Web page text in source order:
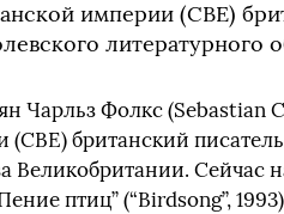
империи (CBE)
литературного
Чарльз Фолкс (Sebastian
(CBE) британский
Великобритании. Сейчас
птиц” (“Birdsong”,